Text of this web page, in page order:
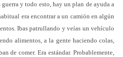
y todo esto, hay un plan de ayuda a
era encontrar a un camión en algún
Ibas patrullando y veías un vehículo
alimentos, a la gente haciendo colas,
de comer. Era estándar. Probablemente,